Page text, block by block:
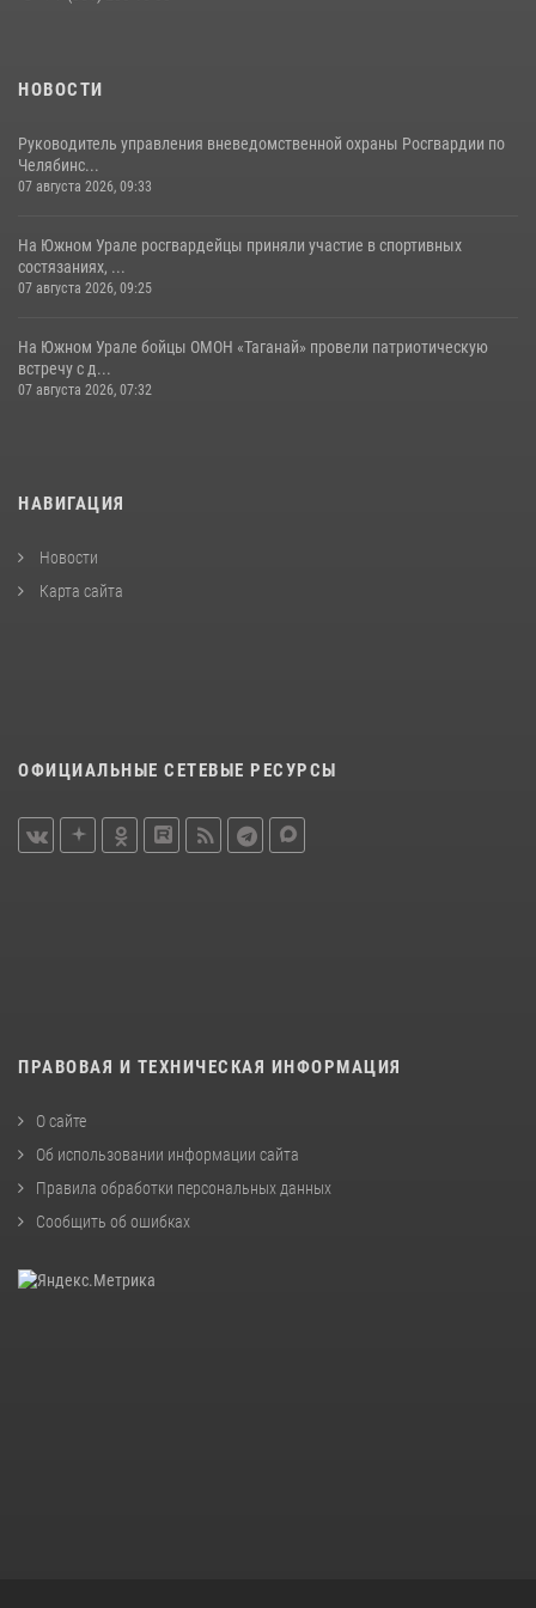
НОВОСТИ
Руководитель управления вневедомственной охраны Росгвардии по
Челябинс...
07 августа 2026, 09:33
На Южном Урале росгвардейцы приняли участие в спортивных
состязаниях, ...
07 августа 2026, 09:25
На Южном Урале бойцы ОМОН «Таганай» провели патриотическую
встречу с д...
07 августа 2026, 07:32
НАВИГАЦИЯ
Новости
Карта сайта
ОФИЦИАЛЬНЫЕ СЕТЕВЫЕ РЕСУРСЫ
ПРАВОВАЯ И ТЕХНИЧЕСКАЯ ИНФОРМАЦИЯ
О сайте
Об использовании информации сайта
Правила обработки персональных данных
Сообщить об ошибках